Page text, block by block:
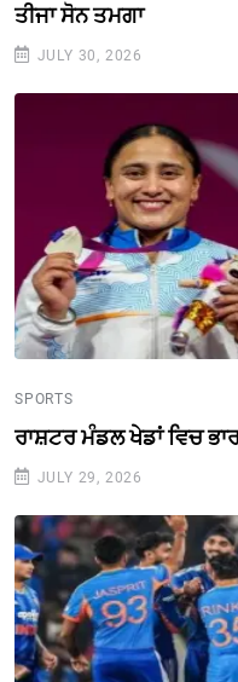
ਤੀਜਾ ਸੋਨ ਤਮਗਾ
JULY 30, 2026
SPORTS
ਰਾਸ਼ਟਰ ਮੰਡਲ ਖੇਡਾਂ ਵਿਚ
JULY 29, 2026